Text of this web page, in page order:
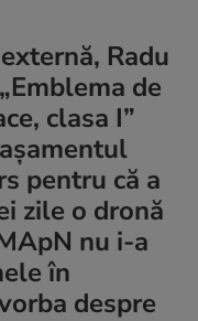
Radu
de
clasa I”
pentru că a
zile o dronă
nu i-a
în
despre